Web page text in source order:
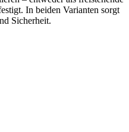
In beiden Varianten sorgt
Sicherheit.